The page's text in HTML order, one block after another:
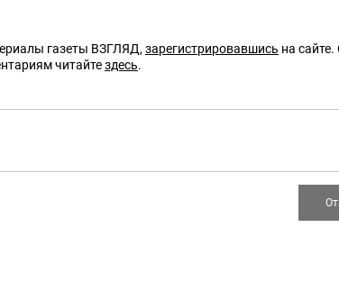
газеты ВЗГЛЯД,зарегистрировавшись на
читайтездесь.